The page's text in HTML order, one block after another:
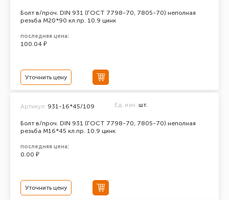
Болт в/проч. DIN 931 (ГОСТ 7798-70, 7805-70) неполная
резьба М20*90 кл.пр. 10.9 цинк
последняя цена:
100.04 ₽
Уточнить цену
Болт в/проч. DIN 931 (ГОСТ 7798-70, 7805-70) неполная
резьба М16*45 кл.пр. 10.9 цинк
Артикул: 931-16*45/109 Ед. изм. шт.
последняя цена:
0.00 ₽
Уточнить цену